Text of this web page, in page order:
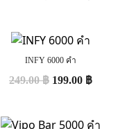
INFY 6000 คำ
249.00฿ 199.00 ฿